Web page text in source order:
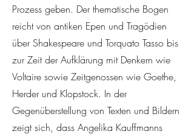
Prozess geben. Der thematische Bogen
reicht von antiken Epen und Tragödien
über Shakespeare und Torquato Tasso bis
zur Zeit der Aufklärung mit Denkern wie
Voltaire sowie Zeitgenossen wie Goethe,
Herder und Klopstock. In der
Gegenüberstellung von Texten und Bildern
zeigt sich, dass Angelika Kauffmanns